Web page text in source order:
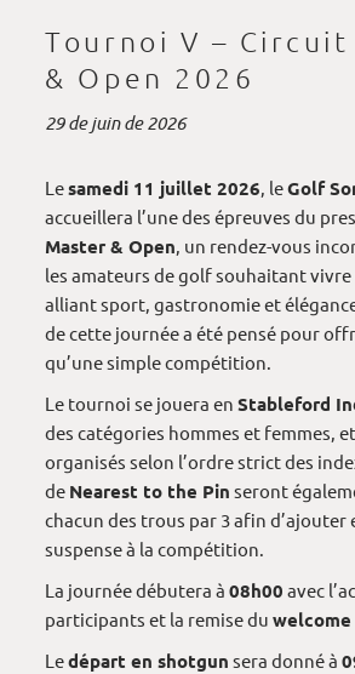
Tournoi V –
& Open 2026
29 de juin de 2026
Lesamedi 11 juillet 2026 , leGolf
accueillera l’une des épreuves du
Master & Open , un rendez-vous
les amateurs de golf souhaitant
alliant sport, gastronomie et
de cette journée a été pensé pour
qu’une simple compétition.
Le tournoi se jouera enStableford
des catégories hommes et femmes,
organisés selon l’ordre strict des
de Nearest to the Pin seront
chacun des trous par 3 afin d’ajouter
suspense à la compétition.
La journée débutera à08h00 avec
participants et la remise duwelcome
Ledépart en shotgun sera donné à